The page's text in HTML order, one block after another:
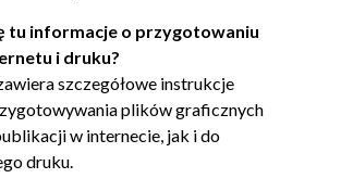
domyślnych (103)
skrótów i menu (104)
(106)
Narzędzie Move (Przesunięcie) (107)
Narzędzie Marquee selection
tu informacje o przygotowaniu
i druku?
szczegółowe instrukcje
plików graficznych
w internecie, jak i do
druku.